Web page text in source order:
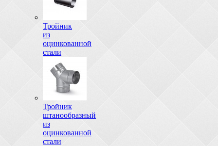
Тройник
из
оцинкованной
стали
Тройник
штанообразный
из
оцинкованной
стали